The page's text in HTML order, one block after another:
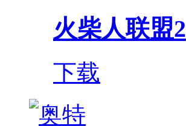
火柴人联盟2
下载